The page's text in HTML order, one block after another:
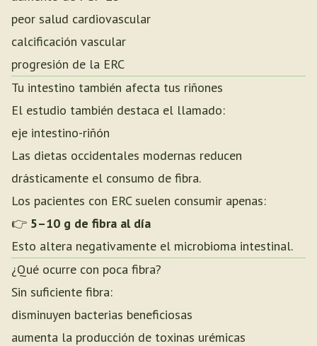
peor salud cardiovascular
calcificación vascular
progresión de la ERC
Tu intestino también afecta tus riñones
El estudio también destaca el llamado:
eje intestino-riñón
Las dietas occidentales modernas reducen
drásticamente el consumo de fibra.
Los pacientes con ERC suelen consumir apenas:
👉 5–10 g de fibra al día
Esto altera negativamente el microbioma intestinal.
¿Qué ocurre con poca fibra?
Sin suficiente fibra:
disminuyen bacterias beneficiosas
aumenta la producción de toxinas urémicas